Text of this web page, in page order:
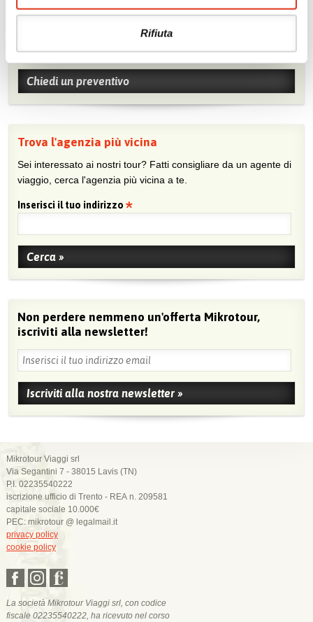
Rifiuta
Chiedi un preventivo
agente e vuoi collaborare con noi?
Chiedi un preventivo
Trova l'agenzia più vicina
Sei interessato ai nostri tour? Fatti consigliare da un agente di
viaggio, cerca l'agenzia più vicina a te.
Inserisci il tuo indirizzo
Non perdere nemmeno un'offerta Mikrotour,
iscriviti alla newsletter!
Mikrotour Viaggi srl
Via Segantini 7 - 38015 Lavis (TN)
P.I. 02235540222
iscrizione ufficio di Trento - REA n. 209581
capitale sociale 10.000€
PEC: mikrotour @ legalmail.it
privacy policy
cookie policy
La società Mikrotour Viaggi srl, con codice
fiscale 02235540222, ha ricevuto nel corso